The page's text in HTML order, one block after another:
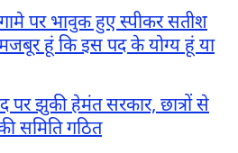
पर भावुक हुए स्पीकर सतीश
हूं कि इस पद के योग्य हूं या
पर झुकी हेमंत सरकार, छात्रों से
समिति गठित